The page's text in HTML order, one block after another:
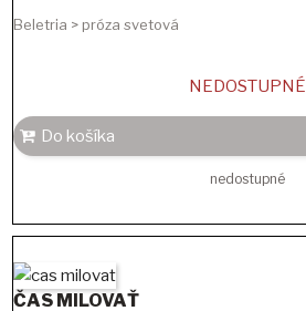
Beletria > próza svetová
NEDOSTUPNÉ
Do košíka
nedostupné
ČAS MILOVAŤ